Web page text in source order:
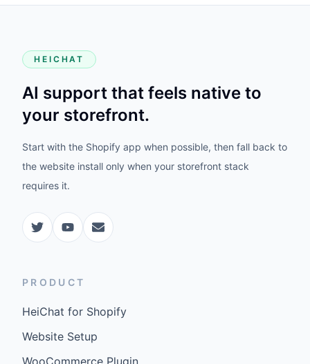
HEICHAT
AI support that feels native to
your storefront.
Start with the Shopify app when possible, then fall back to
the website install only when your storefront stack
requires it.
PRODUCT
HeiChat for Shopify
Website Setup
WooCommerce Plugin